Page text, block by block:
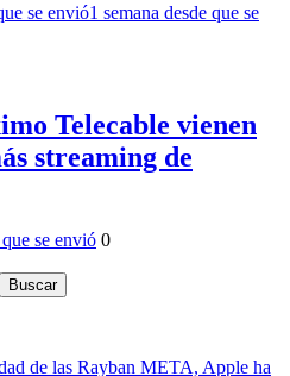
se envió1 semana desde que se
Telecable vienen
streaming de
se envió 0
Buscar
de las Rayban META, Apple ha